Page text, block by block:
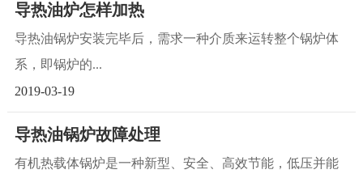
导热油炉怎样加热
导热油锅炉安装完毕后，需求一种介质来运转整个锅炉体
系，即锅炉的...
2019-03-19
导热油锅炉故障处理
有机热载体锅炉是一种新型、安全、高效节能，低压并能